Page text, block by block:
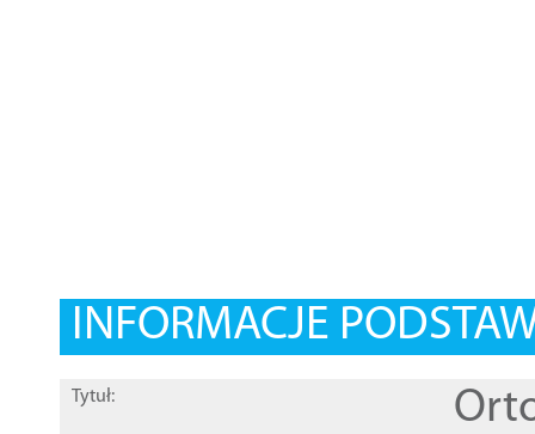
INFORMACJE
Tytuł: